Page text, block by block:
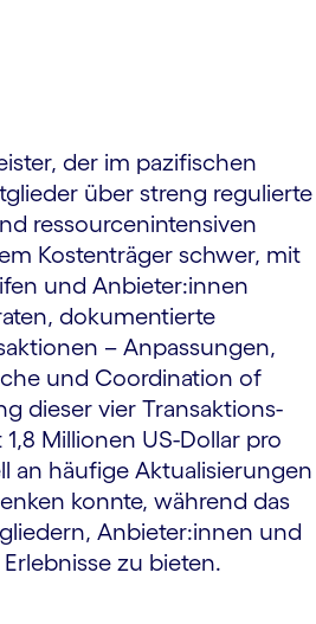
der im pazifischen
über streng regulierte
ressourcenintensiven
Kosten­träger schwer, mit
und Anbieter:innen
dokumentierte
– Anpassungen,
und Coordination of
dieser vier Transaktions­
Millionen US-Dollar pro
an häufige Aktualisierungen
konnte, während das
Anbieter:innen und
zu bieten.